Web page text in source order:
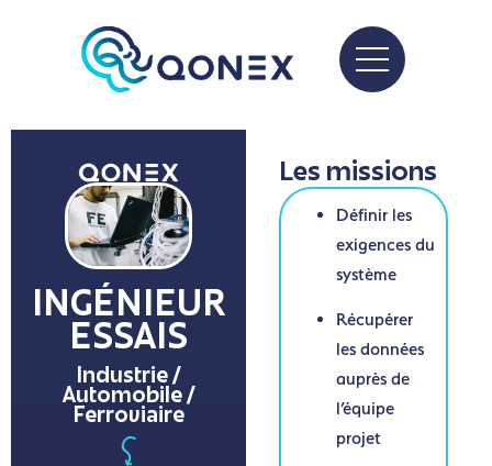
INGÉNIEUR
ESSAIS
Industrie /
Automobile /
Ferroviaire
Les missions
Définir les
exigences du
système
Récupérer
les données
auprès de
l’équipe
projet